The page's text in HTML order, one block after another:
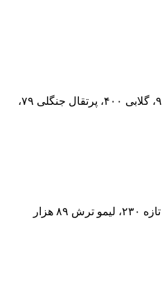
هر کیلو گرم انجیر سیاه ۲۹۸، آلو زرد و سیاه ۹۸ تا ۱۲۰، انگور عسگری ۱۱۸ تا ۱۹۸، سیب گلاب ۷۵ تا ۱۴۸، گیلاس ۱۴۸ تا ۱۶۸، توت فرنگی ۱۸۸، زردآلو ۶۸ تا ۱۹۸، هلو ۵۵ تا ۹۸، گلابی ۴۰۰، پرتقال جنگلی ۷۹،
هر کیلو گرم گوجه فرنگی ۱۹.۸۰۰ تا ۲۳.۸۰۰، گوجه گیلاسی ۵۰ تا ۷۵، هویج ۲۶.۸۰۰ تا ۲۹.۸۰۰، کاهو رسمی ۲۸.۸۰۰ تا ۳۹.۸۰۰، کلم پیچ ۱۲.۵۰۰، خیار ۲۷.۸۰۰ تا ۳۴.۸۰۰، سیر تازه ۲۳۰، لیمو ترش ۸۹ هزار